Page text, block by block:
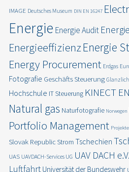
IMAGE Deutsches Museum DIN EN 16247
Energie Energie Audit
EnergieeffizienzEnergie
Energy Procurement Erdgas
Fotografie Geschäfts Steuerung
Hochschule IT Steuerung KINECT
Natural gas Naturfotografie Norwegen
Portfolio Management Projekte
Slovak RepublicStrom Tschechien
UAS UAVDACH-Services UG UAV DACH e.V.
Luftfahrt Universität der Bundeswehr